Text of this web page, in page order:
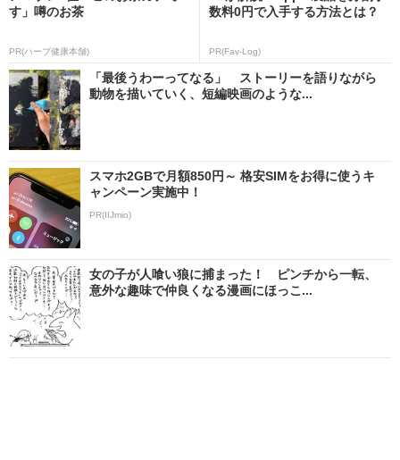
す」噂のお茶
PR(ハーブ健康本舗)
数料0円で入手する方法とは？
PR(Fav-Log)
「最後うわーってなる」 ストーリーを語りながら
動物を描いていく、短編映画のような...
スマホ2GBで月額850円～ 格安SIMをお得に使うキ
ャンペーン実施中！
PR(IIJmio)
女の子が人喰い狼に捕まった！ ピンチから一転、
意外な趣味で仲良くなる漫画にほっこ...